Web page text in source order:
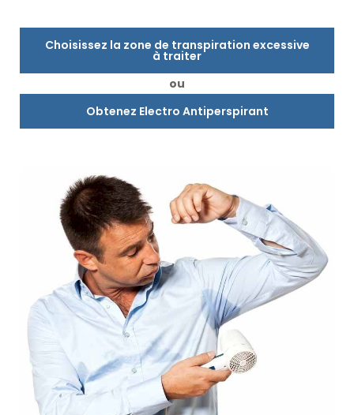
Choisissez la zone de transpiration excessive
à traiter
ou
Obtenez Electro Antiperspirant